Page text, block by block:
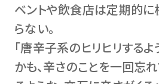
ベントや飲食店は定期的に
らない。
「唐辛子系のヒリヒリする
かも、辛さのことを一回忘